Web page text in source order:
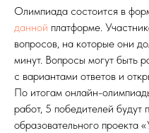
Олимпиада состоится в
данной платформе.
вопросов, на которые они
минут. Вопросы могут быть
с вариантами ответов и
По итогам онлайн-
работ, 5 победителей
образовательного проекта